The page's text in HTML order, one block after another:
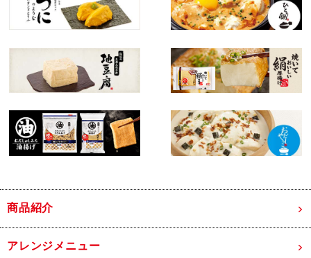
商品紹介
アレンジメニュー